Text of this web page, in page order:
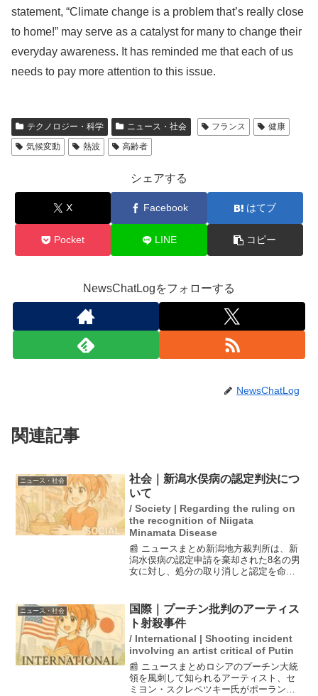
statement, “Climate change is a problem that’s really close
to home!” may serve as a catalyst for many to change their
everyday awareness. It has reminded me that each of us
needs to pay more attention to this issue.
テクノロジー・科学 ニュース・社会 フランス
健康
気候変動
熱波 高齢者
シェアする
X Facebook はてブ
Pocket LINE コピー
NewsChatLogをフォローする
NewsChatLog
関連記事
ニュース・社会
社会｜新潟水俣病の認定判決につ
いて
/ Society | Regarding the ruling on
the recognition of Niigata
Minamata Disease
📰 ニュースまとめ新潟地方裁判所は、新
潟水俣病の認定申請を棄却された8名の男
女に対し、処分の取り消しと認定を命じ
権利を守る重要な一歩とされている。新
潟水俣病は公害病とし...
ニュース・社会
国際｜プーチン批判のアーティス
ト射殺事件
/ International | Shooting incident
involving an artist critical of Putin
📰 ニュースまとめロシアのプーチン大統
領を風刺して知られるアーティスト、セ
ミヨン・スクレペツキー氏がポーランド